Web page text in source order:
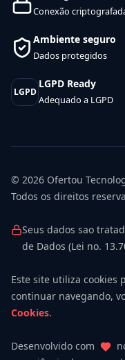
Conexão
Ambiente seguro
Dados protegidos
LGPD
LGPD Ready
Adequado a LGPD
© 2026 Ofertou
Todos os direitos
Seus dados sao
de Dados (Lei no.
Este site utiliza cookies
continuar navegando,
Cookies.
Desenvolvido com